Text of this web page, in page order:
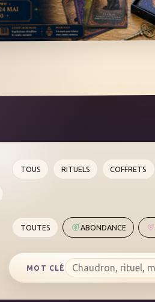
TOUS RITUELS COFFRETS
TOUTES ABONDANCE
MOT CLÉ